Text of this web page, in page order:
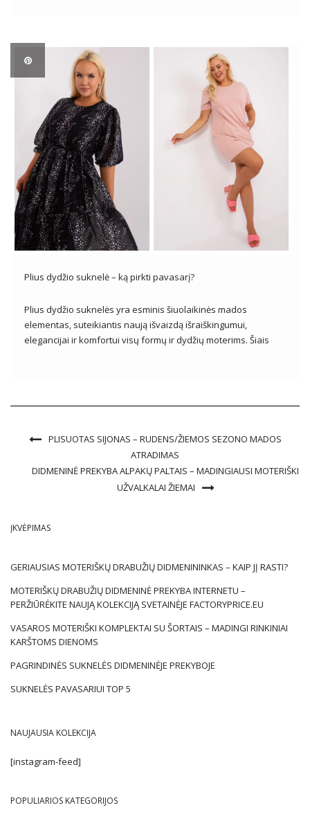
Plius dydžio suknelė – ką pirkti pavasarį?
Plius dydžio suknelės yra esminis šiuolaikinės mados
elementas, suteikiantis naują išvaizdą išraiškingumui,
elegancijai ir komfortui visų formų ir dydžių moterims. Šiais
PLISUOTAS SIJONAS – RUDENS/ŽIEMOS SEZONO MADOS
ATRADIMAS
DIDMENINĖ PREKYBA ALPAKŲ PALTAIS – MADINGIAUSI MOTERIŠKI
UŽVALKALAI ŽIEMAI
ĮKVĖPIMAS
GERIAUSIAS MOTERIŠKŲ DRABUŽIŲ DIDMENININKAS – KAIP JĮ RASTI?
MOTERIŠKŲ DRABUŽIŲ DIDMENINĖ PREKYBA INTERNETU –
PERŽIŪRĖKITE NAUJĄ KOLEKCIJĄ SVETAINĖJE FACTORYPRICE.EU
VASAROS MOTERIŠKI KOMPLEKTAI SU ŠORTAIS – MADINGI RINKINIAI
KARŠTOMS DIENOMS
PAGRINDINĖS SUKNELĖS DIDMENINĖJE PREKYBOJE
SUKNELĖS PAVASARIUI TOP 5
NAUJAUSIA KOLEKCIJA
[instagram-feed]
POPULIARIOS KATEGORIJOS